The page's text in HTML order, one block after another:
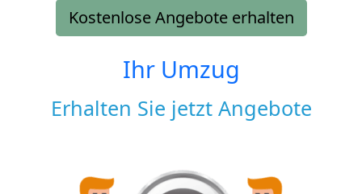
Kostenlose Angebote erhalten
Ihr Umzug
Erhalten Sie jetzt Angebote